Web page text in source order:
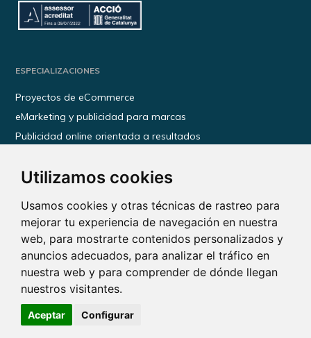
Utilizamos cookies
Usamos cookies y otras técnicas de rastreo para
mejorar tu experiencia de navegación en nuestra
web, para mostrarte contenidos personalizados y
anuncios adecuados, para analizar el tráfico en
nuestra web y para comprender de dónde llegan
nuestros visitantes.
Aceptar Configurar
ESPECIALIZACIONES
Proyectos de eCommerce
eMarketing y publicidad para marcas
Publicidad online orientada a resultados
Kit Digital
INFORMACIÓN
Política de privacidad
Política de cookies
Thatzad Copyright 2026